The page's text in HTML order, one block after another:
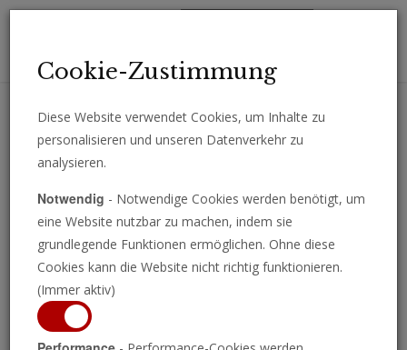
Erhalten Sie wichtige Analysen, Kommentare und Nachrichten
Cookie-Zustimmung
Diese Website verwendet Cookies, um Inhalte zu
personalisieren und unseren Datenverkehr zu
analysieren.
Notwendig - Notwendige Cookies werden benötigt, um
eine Website nutzbar zu machen, indem sie
grundlegende Funktionen ermöglichen. Ohne diese
Cookies kann die Website nicht richtig funktionieren.
(Immer aktiv)